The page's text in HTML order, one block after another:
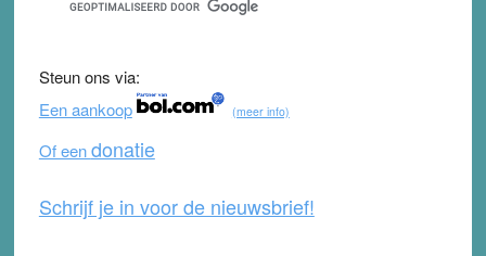
e
b
o
o
k
er T
b
e
d
Steun ons via:
Een aankoop
(meer info)
Of eendonatie
Schrijf je in voor de nieuwsbrief!